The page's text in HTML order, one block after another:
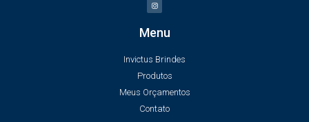
Menu
Invictus Brindes
Produtos
Meus Orçamentos
Contato